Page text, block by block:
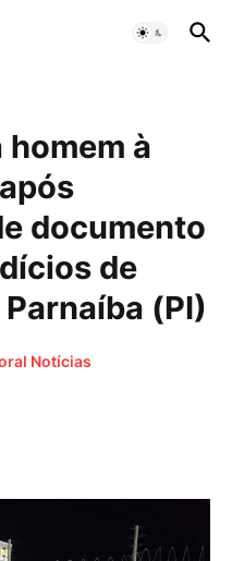
homem à
documento
de
(PI)
Notícias